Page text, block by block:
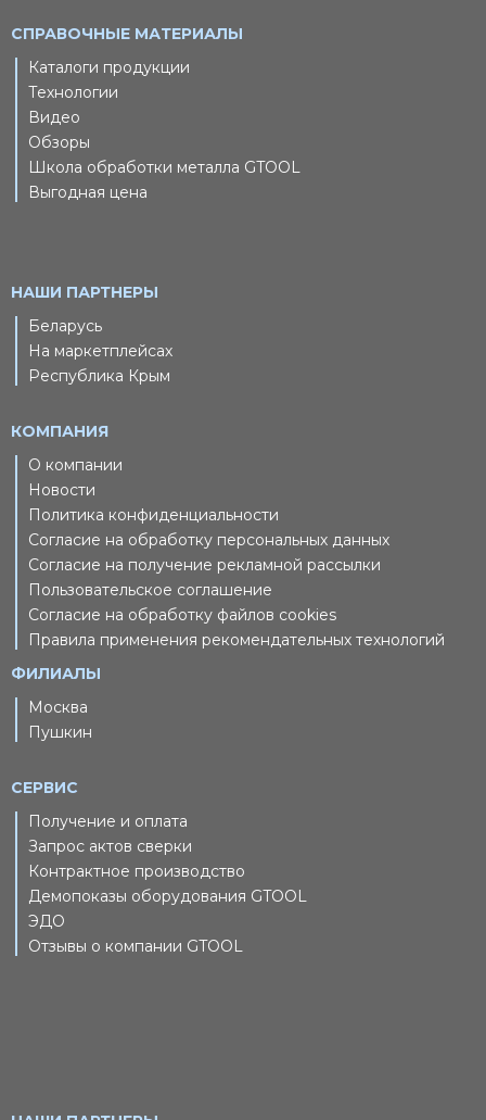
СПРАВОЧНЫЕ МАТЕРИАЛЫ
Каталоги продукции
Технологии
Видео
Обзоры
Школа обработки металла GTOOL
Выгодная цена
НАШИ ПАРТНЕРЫ
Беларусь
На маркетплейсах
Республика Крым
КОМПАНИЯ
О компании
Новости
Политика конфиденциальности
Согласие на обработку персональных данных
Согласие на получение рекламной рассылки
Пользовательское соглашение
Согласие на обработку файлов cookies
Правила применения рекомендательных технологий
ФИЛИАЛЫ
Москва
Пушкин
СЕРВИС
Получение и оплата
Запрос актов сверки
Контрактное производство
Демопоказы оборудования GTOOL
ЭДО
Отзывы о компании GTOOL